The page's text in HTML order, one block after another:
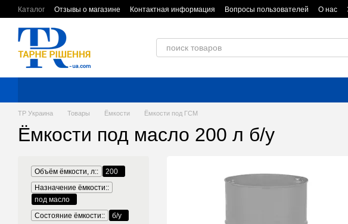
Перейти к основному контенту
Каталог Отзывы о магазине Контактная информация Вопросы пользователей О нас
ТР Украина Товары Ёмкости Ёмкости под ГСМ
Ёмкости под масло 200 л б/у
Объём ёмкости, л::
200
Назначение ёмкости::
под масло
Состояние ёмкости::
б/у